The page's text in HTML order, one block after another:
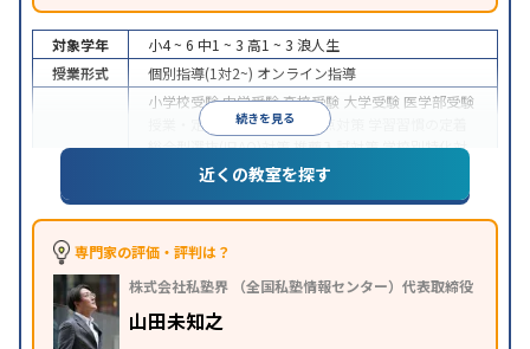
続きを見る
対象学年 小4 ~ 6 中1 ~ 3 高1 ~ 3 浪人生
授業形式
個別指導(1対2~) オンライン指導
小学校受験中学受験高校受験 大学受験 医学部受験
授業・定期テスト対策
内申点対策
総合型選抜(旧AO)対策推薦入試対策学校別特化対
国公立大対策私大対策 共通テスト対策
特徴
中高一貫校生に対応
可能 不登校生に対応
オンライン対応季節講習のみの受講可 発達障害の
子どもに対応
近くの教室を探す
専門家の評価・評判は？
株式会社私塾界 （全国私塾情報センター）代表取締役
山田未知之